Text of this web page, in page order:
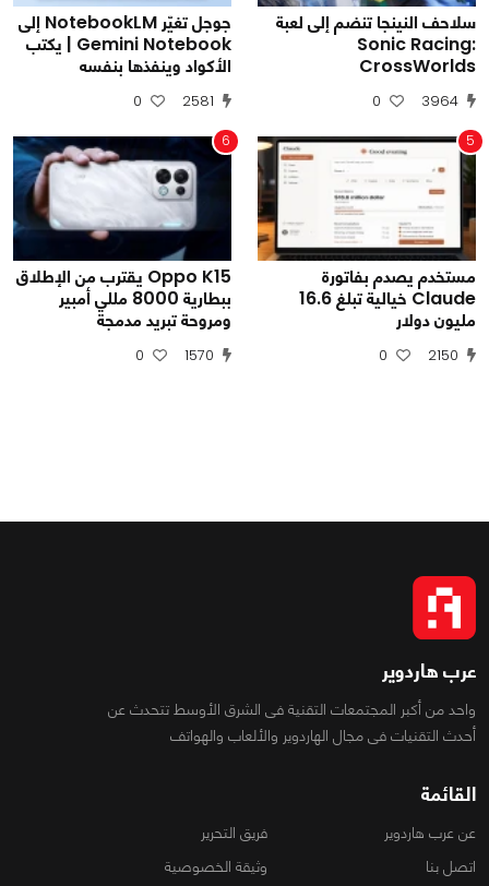
سلاحف النينجا تنضم إلى لعبة
Sonic Racing:
CrossWorlds
3964
0
جوجل تغيّر NotebookLM إلى
Gemini Notebook | يكتب
الأكواد وينفذها بنفسه
2581
0
5
مستخدم يصدم بفاتورة
Claude خيالية تبلغ 16.6
مليون دولار
2150
0
6
Oppo K15 يقترب من الإطلاق
ببطارية 8000 مللي أمبير
ومروحة تبريد مدمجة
1570
0
عرب هاردوير
واحد من أكبر المجتمعات التقنية فى الشرق الأوسط تتحدث عن
أحدث التقنيات فى مجال الهاردوير والألعاب والهواتف
القائمة
عن عرب هاردوير
فريق التحرير
اتصل بنا
وثيقة الخصوصية